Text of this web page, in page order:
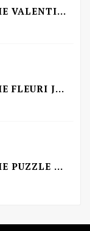
GRAND CARRÉ SOIE VALENTIN MADE IN FRANCE
GRAND CARRÉ SOIE FLEURI JAUNE MADE IN FRANCE
GRAND CARRÉ SOIE PUZZLE BLEU MADE IN FRANCE